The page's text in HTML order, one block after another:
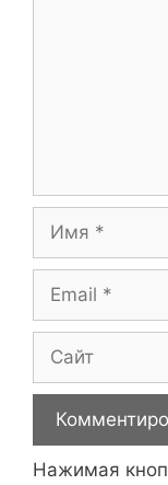
Имя
Email
Сайт
Нажимая